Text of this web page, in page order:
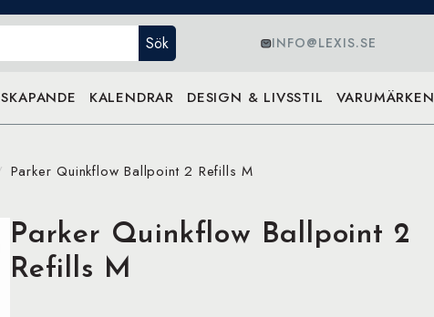
Sök INFO@LEXIS.SE
SKAPANDE KALENDRAR DESIGN & LIVSSTIL VARUMÄRKEN
Parker Quinkflow Ballpoint 2 Refills M
Parker Quinkflow Ballpoint 2
Refills M